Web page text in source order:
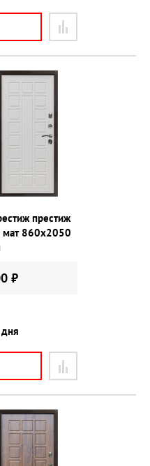
престиж
860х2050
₽